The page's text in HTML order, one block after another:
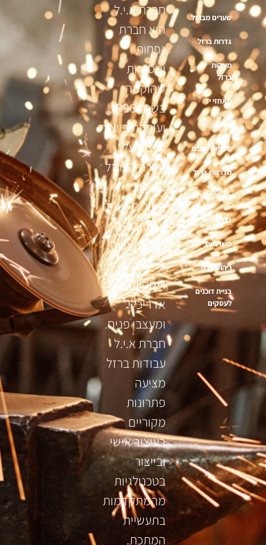
שערים מברזל
גדרות ברזל
מעקות
ברזל
מאחזי יד
סורגים
ספריות מתכת
מדרגות ברזל
פרגולות ברזל
דלתות
משרביות
ריהוט ברזל
בניית דוכנים
לעסקים
חברת א.י.ל.
היא חברת
נפחות
ומסגרות
שהוקמה
בשנת 1996
ועוסקת בייצור
ועיצוב על
טהרת הברזל
בשילוב
חומרים שונים
אנו עובדים
מול לקוחות
פרטיים
ועסקיים,
אדריכלי
ומעצבי פנים.
חברת א.י.ל
עבודות ברזל
מציעה
פתרונות
מקוריים
בעיצוב אישי
ובייצור
בטכנולגיות
מהמתקדמות
בתעשיית
המתכת.